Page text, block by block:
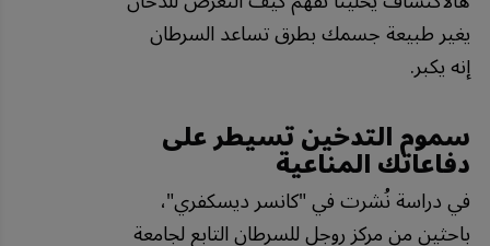
يغير طبيعة جسمك بطرق تساعد السرطان
إنه يكبر.
سموم التدخين تسيطر على
دفاعاتك المناعية
في دراسة نُشرت في "كانسر ديسكفري"،
باحثين من مركز روجل للسرطان التابع لجامعة